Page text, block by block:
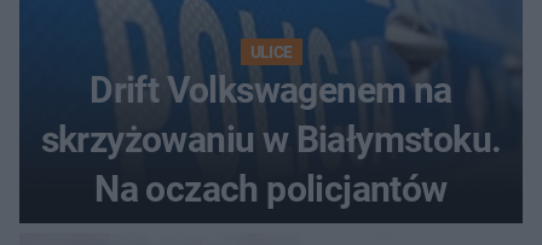
ULICE
Drift Volkswagenem na
skrzyżowaniu w Białymstoku.
Na oczach policjantów